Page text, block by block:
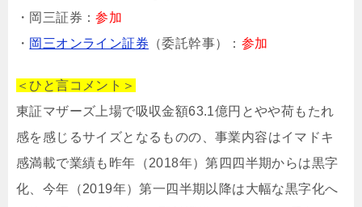
・岡三証券：参加
・ 岡三オンライン証券 （委託幹事）： 参加
＜ひと言コメント＞
東証マザーズ上場で吸収金額63.1億円とやや荷もたれ
感を感じるサイズとなるものの、事業内容はイマドキ
感満載で業績も昨年（2018年）第四四半期からは黒字
化、今年（2019年）第一四半期以降は大幅な黒字化へ